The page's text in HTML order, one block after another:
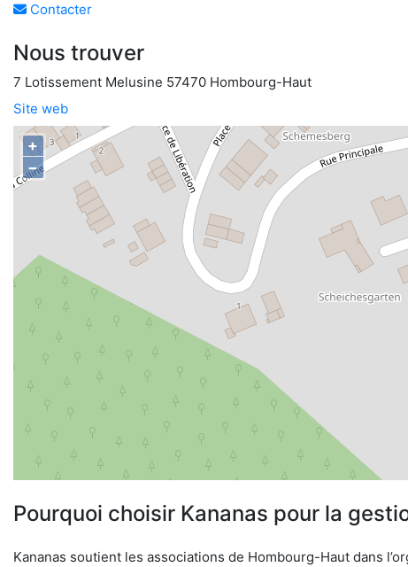
Contacter
Nous trouver
7 Lotissement Melusine 57470 Hombourg-Haut
Site web
+
−
Pourquoi choisir Kananas pour la
Kananas soutient les associations de Hombourg-Haut dans